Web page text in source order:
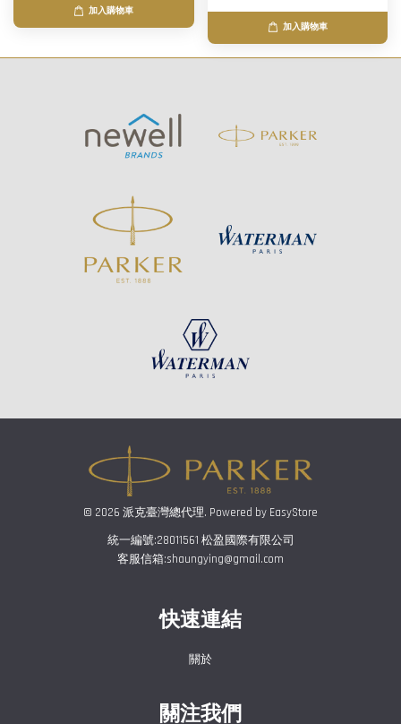
加入購物車
加入購物車
© 2026 派克臺灣總代理. Powered by EasyStore
統一編號:28011561 松盈國際有限公司
客服信箱:shaungying@gmail.com
快速連結
關於
關注我們